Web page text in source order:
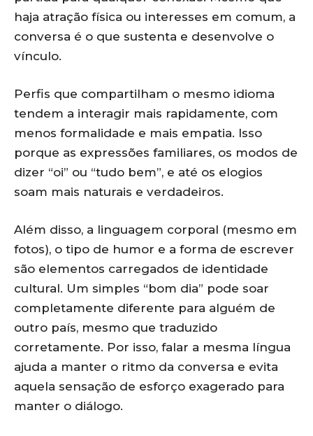
haja atração física ou interesses em comum, a
conversa é o que sustenta e desenvolve o
vínculo.
Perfis que compartilham o mesmo idioma
tendem a interagir mais rapidamente, com
menos formalidade e mais empatia. Isso
porque as expressões familiares, os modos de
dizer “oi” ou “tudo bem”, e até os elogios
soam mais naturais e verdadeiros.
Além disso, a linguagem corporal (mesmo em
fotos), o tipo de humor e a forma de escrever
são elementos carregados de identidade
cultural. Um simples “bom dia” pode soar
completamente diferente para alguém de
outro país, mesmo que traduzido
corretamente. Por isso, falar a mesma língua
ajuda a manter o ritmo da conversa e evita
aquela sensação de esforço exagerado para
manter o diálogo.